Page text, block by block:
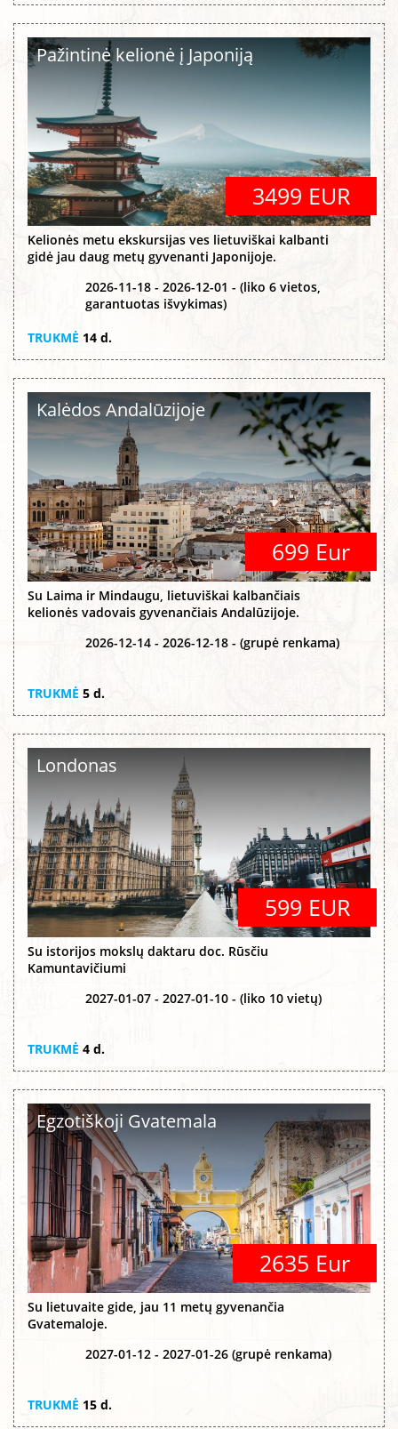
Pažintinė kelionė į Japoniją
3499 EUR
Kelionės metu ekskursijas ves lietuviškai kalbanti
gidė jau daug metų gyvenanti Japonijoje.
2026-11-18 - 2026-12-01 - (liko 6 vietos,
garantuotas išvykimas)
TRUKMĖ 14 d.
Kalėdos Andalūzijoje
699 Eur
Su Laima ir Mindaugu, lietuviškai kalbančiais
kelionės vadovais gyvenančiais Andalūzijoje.
2026-12-14 - 2026-12-18 - (grupė renkama)
TRUKMĖ 5 d.
Londonas
599 EUR
Su istorijos mokslų daktaru doc. Rūsčiu
Kamuntavičiumi
2027-01-07 - 2027-01-10 - (liko 10 vietų)
TRUKMĖ 4 d.
Egzotiškoji Gvatemala
2635 Eur
Su lietuvaite gide, jau 11 metų gyvenančia
Gvatemaloje.
2027-01-12 - 2027-01-26 (grupė renkama)
TRUKMĖ 15 d.